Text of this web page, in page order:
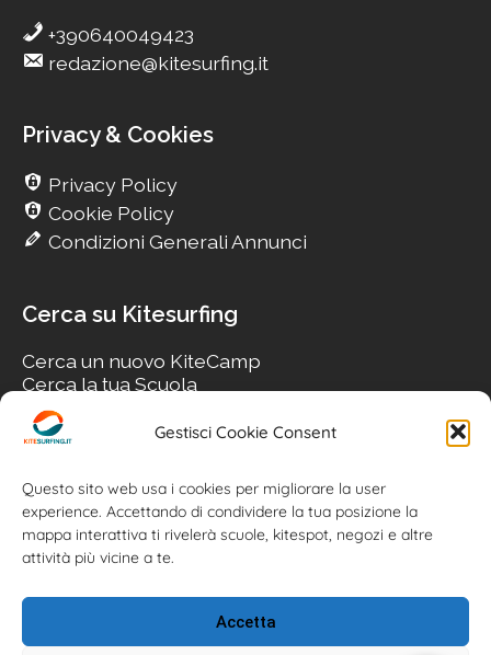
Gestisci Cookie Consent
Questo sito web usa i cookies per migliorare la user
experience. Accettando di condividere la tua posizione la
mappa interattiva ti rivelerà scuole, kitespot, negozi e altre
attività più vicine a te.
Accetta
+390640049423
redazione@kitesurfing.it
Privacy & Cookies
Privacy Policy
Cookie Policy
Condizioni Generali Annunci
Cerca su Kitesurfing
Cerca un nuovo KiteCamp
Cerca la tua Scuola
Cerca il tuo KiteSpot
Cerca Accommodation